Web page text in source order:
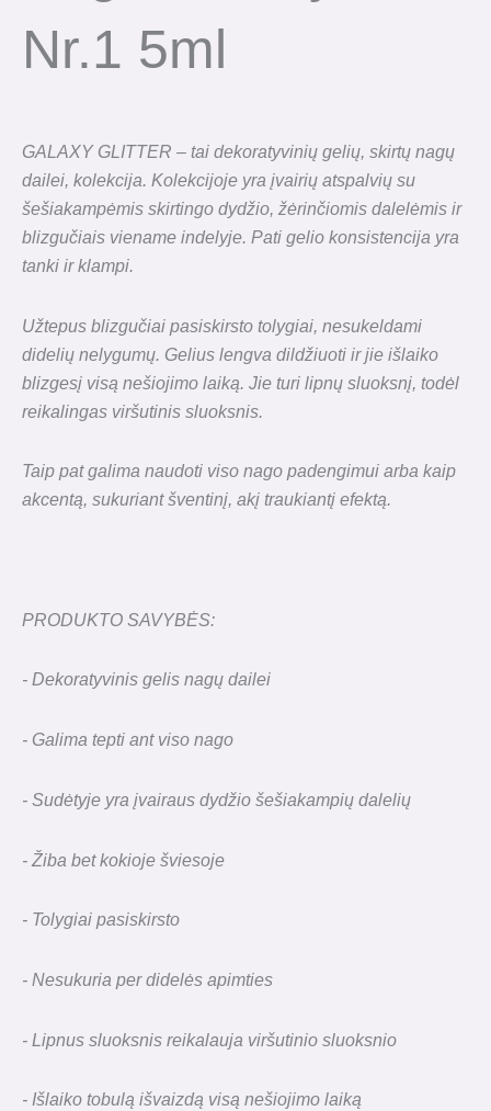
Nr.1 5ml
GALAXY GLITTER – tai dekoratyvinių gelių, skirtų nagų
dailei, kolekcija. Kolekcijoje yra įvairių atspalvių su
šešiakampėmis skirtingo dydžio, žėrinčiomis dalelėmis ir
blizgučiais viename indelyje. Pati gelio konsistencija yra
tanki ir klampi.
Užtepus blizgučiai pasiskirsto tolygiai, nesukeldami
didelių nelygumų. Gelius lengva dildžiuoti ir jie išlaiko
blizgesį visą nešiojimo laiką. Jie turi lipnų sluoksnį, todėl
reikalingas viršutinis sluoksnis.
Taip pat galima naudoti viso nago padengimui arba kaip
akcentą, sukuriant šventinį, akį traukiantį efektą.
PRODUKTO SAVYBĖS:
- Dekoratyvinis gelis nagų dailei
- Galima tepti ant viso nago
- Sudėtyje yra įvairaus dydžio šešiakampių dalelių
- Žiba bet kokioje šviesoje
- Tolygiai pasiskirsto
- Nesukuria per didelės apimties
- Lipnus sluoksnis reikalauja viršutinio sluoksnio
- Išlaiko tobulą išvaizdą visą nešiojimo laiką